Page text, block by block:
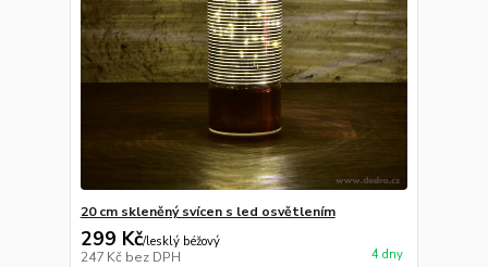
20 cm skleněný svícen s led osvětlením
299 Kč/lesklý béžový
247 Kč bez DPH 4 dny